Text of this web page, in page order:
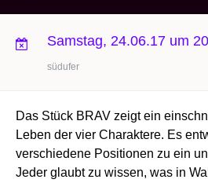
Samstag, 24.06.17 um
südufer
Das Stück BRAV zeigt ein
Leben der vier Charaktere. Es
verschiedene Positionen zu ein
Jeder glaubt zu wissen, was in